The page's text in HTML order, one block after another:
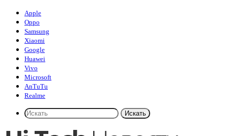
Apple
Oppo
Samsung
Xiaomi
Google
Huawei
Vivo
Microsoft
AnTuTu
Realme
Искать